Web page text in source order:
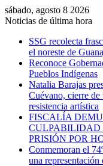
sábado, agosto 8 2026
Noticias de última hora
SSG recolecta
el noreste de
Reconoce
Pueblos Indígenas
Natalia Barajas
Cuévano, cierre
resistencia artística
FISCALÍA
CULPABILIDAD
PRISIÓN POR
Conmemoran el
una